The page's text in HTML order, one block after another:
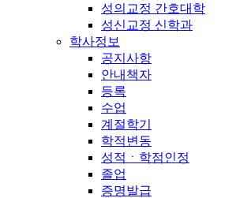
성의교정 간호대학
성신교정 신학과
학사정보
공지사항
안내책자
등록
수업
계절학기
학적변동
성적ㆍ학점인정
졸업
증명발급